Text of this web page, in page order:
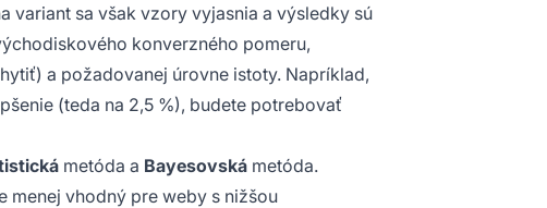
variant sa však vzory vyjasnia a výsledky sú
konverzného pomeru,
a požadovanej úrovne istoty. Napríklad,
(teda na 2,5 %), budete potrebovať
metóda a Bayesovská metóda.
menej vhodný pre weby s nižšou